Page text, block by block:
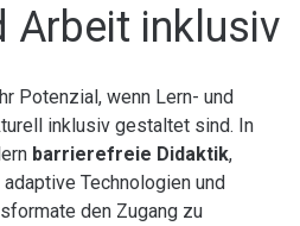
Arbeit inklusiv
Potenzial, wenn Lern- und
inklusiv gestaltet sind. In
barrierefreie Didaktik,
Technologien und
den Zugang zu